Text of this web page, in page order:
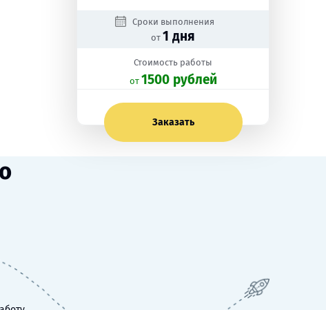
Сроки выполнения
от 1 дня
Стоимость работы
oт 1500 рублей
Заказать